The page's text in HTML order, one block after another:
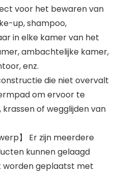
voor het bewaren van
up, shampoo,
in elke kamer van het
ambachtelijke kamer,
enz.
die niet overvalt
om ervoor te
of wegglijden van
】 Er zijn meerdere
kunnen gelaagd
worden geplaatst met